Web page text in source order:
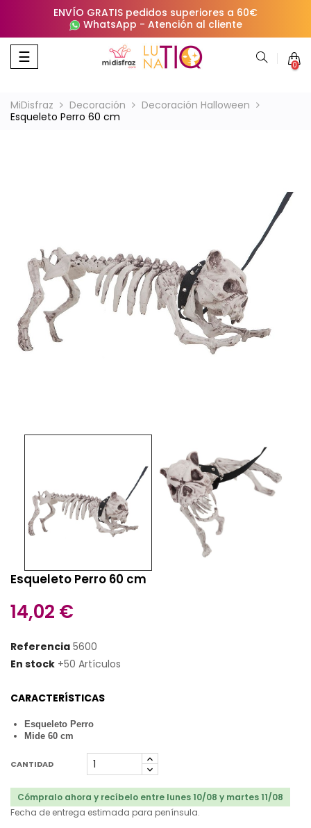
ENVÍO GRATIS pedidos superiores a 60€
WhatsApp - Atención al cliente
Navegación
de
☰ 0
MiDisfraz Decoración
Decoración Halloween
Esqueleto Perro 60 cm
Esqueleto Perro 60 cm
14,02 €
Referencia 5600
En stock +50 Artículos
CARACTERÍSTICAS
Esqueleto Perro
Mide 60 cm
CANTIDAD
Cómpralo ahora y recíbelo entre lunes 10/08 y martes 11/08
Fecha de entrega estimada para península.